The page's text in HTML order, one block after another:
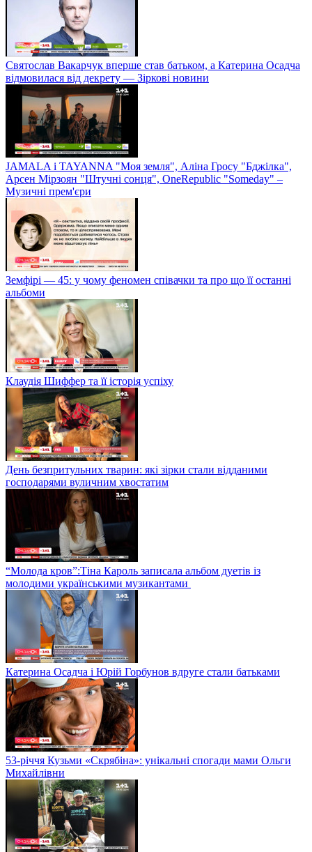
Святослав Вакарчук вперше став батьком, а Катерина Осадча
відмовилася від декрету — Зіркові новини
JAMALA і TAYANNA "Моя земля", Аліна Гросу "Бджілка",
Арсен Мірзоян "Штучні сонця", OneRepublic "Someday" –
Музичні прем'єри
Земфірі — 45: у чому феномен співачки та про що її останні
альбоми
Клаудія Шиффер та її історія успіху
День безпритульних тварин: які зірки стали відданими
господарями вуличним хвостатим
“Молода кров”:Тіна Кароль записала альбом дуетів із
молодими українськими музикантами
Катерина Осадча і Юрій Горбунов вдруге стали батьками
53-річчя Кузьми «Скрябіна»: унікальні спогади мами Ольги
Михайлівни